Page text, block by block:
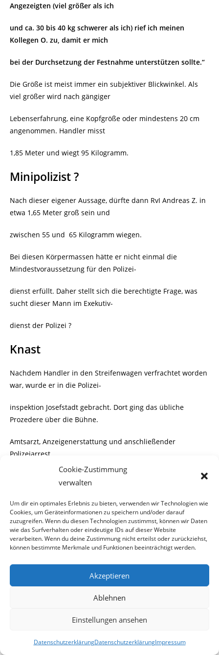
Cookie-Zustimmung
verwalten
Um dir ein optimales Erlebnis zu bieten, verwenden wir Technologien wie
Cookies, um Geräteinformationen zu speichern und/oder darauf
zuzugreifen. Wenn du diesen Technologien zustimmst, können wir Daten
wie das Surfverhalten oder eindeutige IDs auf dieser Website
verarbeiten. Wenn du deine Zustimmung nicht erteilst oder zurückziehst,
können bestimmte Merkmale und Funktionen beeinträchtigt werden.
Akzeptieren
Ablehnen
Einstellungen ansehen
DatenschutzerklärungDatenschutzerklärungImpressum
Angezeigten (viel größer als ich
und ca. 30 bis 40 kg schwerer als ich) rief ich meinen
Kollegen O. zu, damit er mich
bei der Durchsetzung der Festnahme unterstützen sollte.“
Die Größe ist meist immer ein subjektiver Blickwinkel. Als
viel größer wird nach gängiger
Lebenserfahrung, eine Kopfgröße oder mindestens 20 cm
angenommen. Handler misst
1,85 Meter und wiegt 95 Kilogramm.
Minipolizist ?
Nach dieser eigener Aussage, dürfte dann RvI Andreas Z. in
etwa 1,65 Meter groß sein und
zwischen 55 und 65 Kilogramm wiegen.
Bei diesen Körpermassen hätte er nicht einmal die
Mindestvoraussetzung für den Polizei-
dienst erfüllt. Daher stellt sich die berechtigte Frage, was
sucht dieser Mann im Exekutiv-
dienst der Polizei ?
Knast
Nachdem Handler in den Streifenwagen verfrachtet worden
war, wurde er in die Polizei-
inspektion Josefstadt gebracht. Dort ging das übliche
Prozedere über die Bühne.
Amtsarzt, Anzeigenerstattung und anschließender
Polizeiarrest.
„Verbrechen“
nicht gewesen sein, da er lediglich
nach § 1des NÖ-Pol.Stg zu 180,- Euro Geldstrafe verurteilt
wurde.
Gemäß der Strafverfügung (S 4.201/06) hatte er sich wegen
weise störenden Lärms und öffentlicher
man bedenkt, dass er am selben
Tag um 23:45 Uhr aus der Haft entlassen wurde und die